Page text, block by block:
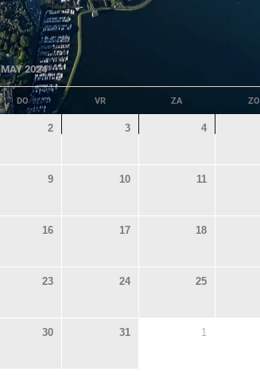
MAY 2024
DO VR ZA ZO
2 3 4
9 10 11
16 17 18
23 24 25
30 31 1